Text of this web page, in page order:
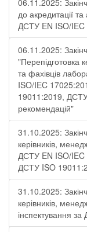
06.11.2025:
до акредитації
ДСТУ EN ISO/
06.11.2025:
"Перепідготовка
та фахівців
ISO/IEC
19011:2019,
рекомендацій"
31.10.2025:
керівників,
ДСТУ EN ISO/IEC
ДСТУ ISO
31.10.2025:
керівників,
інспектування